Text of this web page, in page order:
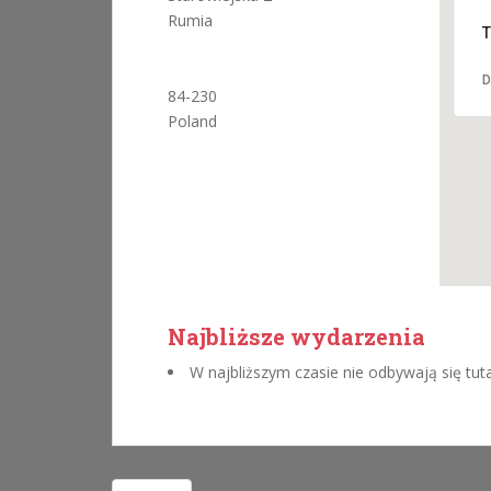
Rumia
84-230
Poland
Najbliższe wydarzenia
W najbliższym czasie nie odbywają się